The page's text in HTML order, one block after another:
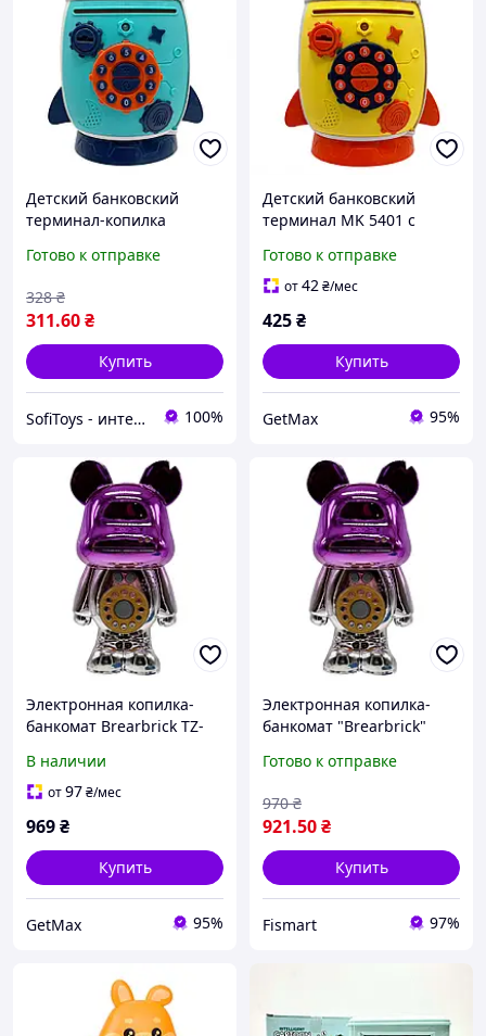
Детский банковский
терминал-копилка
звуковые эффекты, звуки
Готово к отправке
311.60₴
328 ₴
Купить
SofiToys - интернет-магазин детских игрушек в Украине 100%
Детский банковский
терминал MK 5401 с
животных и ключом,
Желтый
Готово к отправке
от42₴/мес
425₴
Купить
GetMax 95%
Электронная копилка-
банкомат Brearbrick TZ-
музыкой, светом,
сканером отпечатка
монет
В наличии
от97₴/мес
969₴
Купить
GetMax 95%
Электронная копилка-
банкомат "Brearbrick"
Готово к отправке
921.50₴
970 ₴
Купить
Fismart 97%